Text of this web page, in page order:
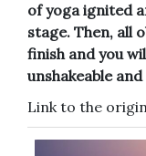
of yoga ignited
stage. Then, all
finish and you
unshakeable
Link to the